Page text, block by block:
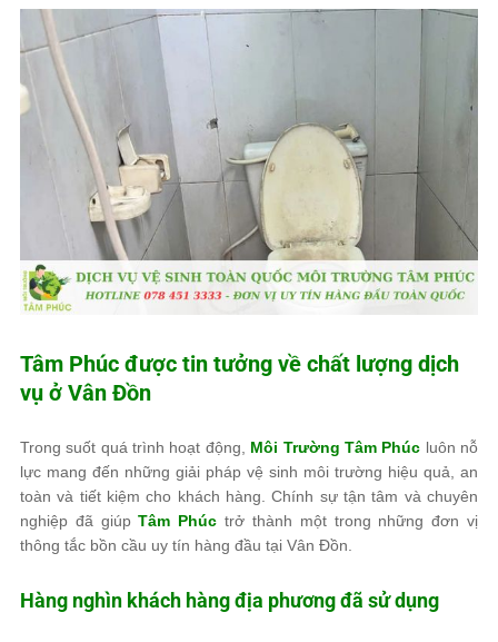
Tâm Phúc được tin tưởng về chất lượng dịch
vụ ở Vân Đồn
Trong suốt quá trình hoạt động, Môi Trường Tâm Phúc luôn nỗ
lực mang đến những giải pháp vệ sinh môi trường hiệu quả, an
toàn và tiết kiệm cho khách hàng. Chính sự tận tâm và chuyên
nghiệp đã giúpTâm Phúc trở thành một trong những đơn vị
thông tắc bồn cầu uy tín hàng đầu tại Vân Đồn.
Hàng nghìn khách hàng địa phương đã sử dụng